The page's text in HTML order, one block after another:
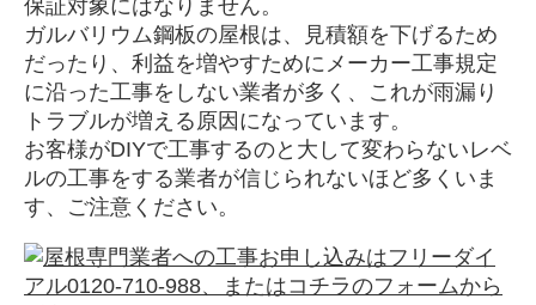
保証対象にはなりません。
ガルバリウム鋼板の屋根は、見積額を下げるため
だったり、利益を増やすためにメーカー工事規定
に沿った工事をしない業者が多く、これが雨漏り
トラブルが増える原因になっています。
お客様がDIYで工事するのと大して変わらないレベ
ルの工事をする業者が信じられないほど多くいま
す、ご注意ください。